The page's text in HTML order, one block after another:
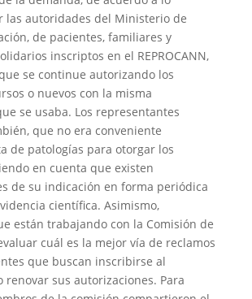
las autoridades del Ministerio de
de pacientes, familiares y
inscriptos en el REPROCANN,
se continue autorizando los
o nuevos con la misma
se usaba. Los representantes
que no era conveniente
de patologías para otorgar los
en cuenta que existen
de su indicación en forma periódica
científica. Asimismo,
están trabajando con la Comisión de
cuál es la mejor vía de reclamos
que buscan inscribirse al
renovar sus autorizaciones. Para